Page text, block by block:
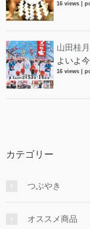
16 views
山田桂
よいよ
16 views
カテゴリー
つぶやき
オススメ商品